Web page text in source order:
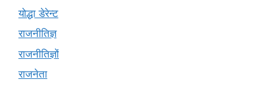
योद्धा डेरेन्ट
राजनीतिज्ञ
राजनीतिज्ञों
राजनेता